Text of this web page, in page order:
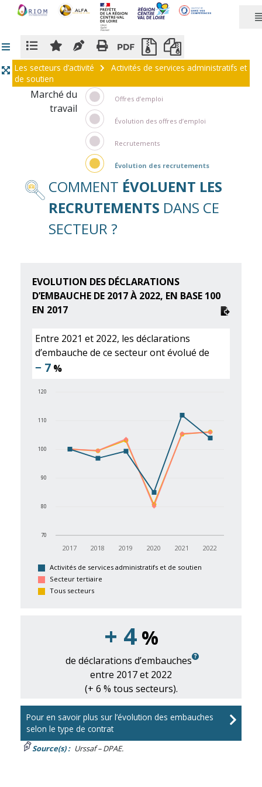
Les secteurs d’activité
Activités de services administratifs et
de soutien
Marché du
travail
Offres d’emploi
Évolution des offres d’emploi
Recrutements
Évolution des recrutements
COMMENT ÉVOLUENT LES
RECRUTEMENTS DANS CE
SECTEUR ?
EVOLUTION DES DÉCLARATIONS
D’EMBAUCHE DE 2017 À 2022, EN BASE 100
EN 2017
Entre 2021 et 2022, les déclarations
d’embauche de ce secteur ont évolué de
− 7 %
2017 2018 2019 2020 2021 2022
70
80
90
100
110
120
Activités de services administratifs et de soutien
Secteur tertiaire
Tous secteurs
+ 4%
de déclarations d’embauches
entre 2017 et 2022
(+ 6 % tous secteurs).
Pour en savoir plus sur l’évolution des embauches
selon le type de contrat
Source(s) : Urssaf – DPAE.
Panneau de gestion des cookies